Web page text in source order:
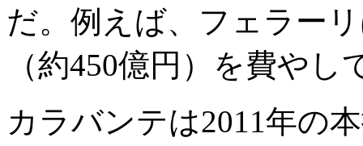
だ。例えば、フェラー
（約450億円）を費やし
カラバンテは2011年の